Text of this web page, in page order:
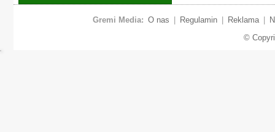
Gremi Media: O nas Regulamin Reklama
©